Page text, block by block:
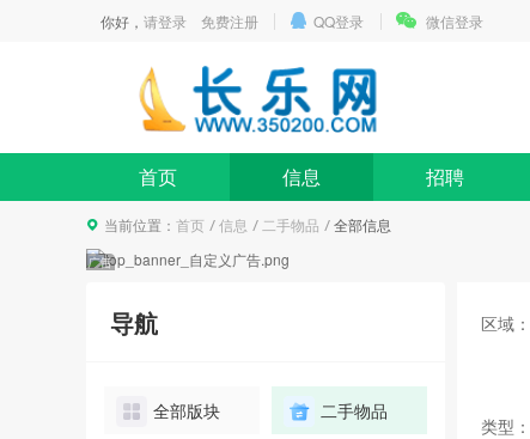
你好， 请登录 免费注册 QQ登录 微信登录
首页 信息 招聘
当前位置： 首页 信息 二手物品 全部信息
导航
全部版块 二手物品
区域：
类型：